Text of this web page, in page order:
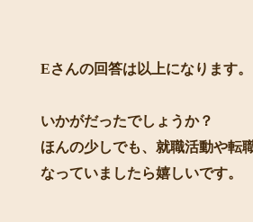
Eさんの回答は以上になります。
いかがだったでしょうか？
ほんの少しでも、就職活動や転
なっていましたら嬉しいです。